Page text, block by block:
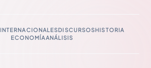
INTERNACIONALESDISCURSOSHISTORIA
ECONOMÍAANÁLISIS